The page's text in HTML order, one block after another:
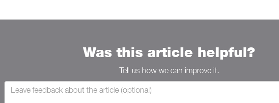
Was this article helpful?
Tell us how we can improve it.